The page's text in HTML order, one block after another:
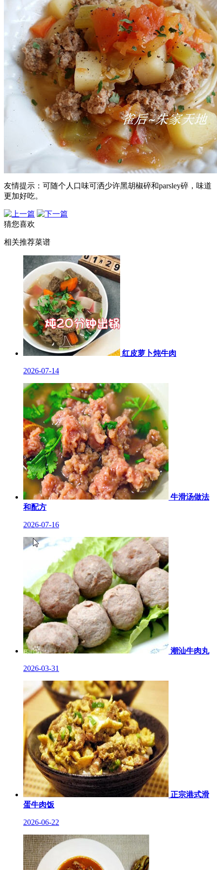
友情提示：可随个人口味可洒少许黑胡椒碎和parsley碎，味道
更加好吃。
猜您喜欢
相关推荐菜谱
红皮萝卜炖牛肉
2026-07-14
牛滑汤做法
和配方
2026-07-16
潮汕牛肉丸
2026-03-31
正宗港式滑
蛋牛肉饭
2026-06-22